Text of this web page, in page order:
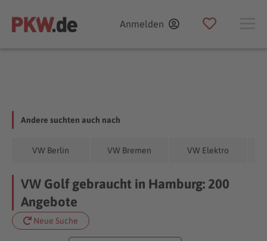
Anmelden
Andere suchten auch nach
VW Berlin VW Bremen VW Elektro
VW Golf gebraucht in Hamburg: 200
Angebote
Neue Suche